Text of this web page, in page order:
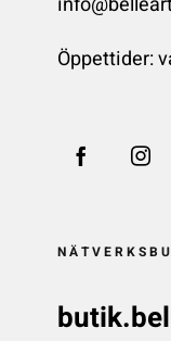
Öppettider: